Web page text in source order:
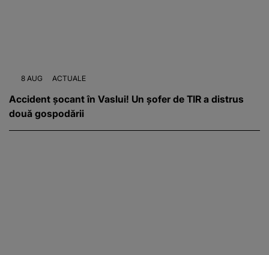
8 AUG ACTUALE
Accident șocant în Vaslui! Un șofer de TIR a distrus
două gospodării